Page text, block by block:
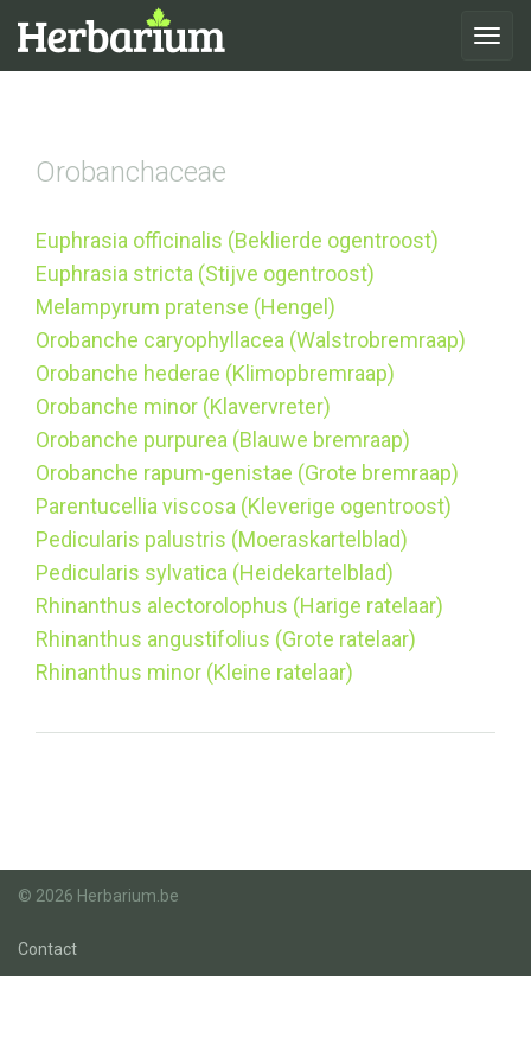
Toggle
Orobanchaceae
Euphrasia officinalis (Beklierde ogentroost)
Euphrasia stricta (Stijve ogentroost)
Melampyrum pratense (Hengel)
Orobanche caryophyllacea (Walstrobremraap)
Orobanche hederae (Klimopbremraap)
Orobanche minor (Klavervreter)
Orobanche purpurea (Blauwe bremraap)
Orobanche rapum-genistae (Grote bremraap)
Parentucellia viscosa (Kleverige ogentroost)
Pedicularis palustris (Moeraskartelblad)
Pedicularis sylvatica (Heidekartelblad)
Rhinanthus alectorolophus (Harige ratelaar)
Rhinanthus angustifolius (Grote ratelaar)
Rhinanthus minor (Kleine ratelaar)
© 2026 Herbarium.be
Contact